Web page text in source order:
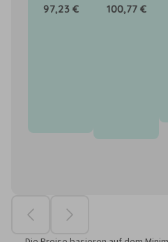
97,23 € 100,77 €